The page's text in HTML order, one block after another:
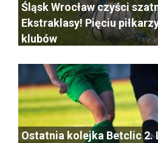
Śląsk Wrocław czyści
Ekstraklasy! Pięciu
klubów
Ostatnia kolejka Betclic 2.